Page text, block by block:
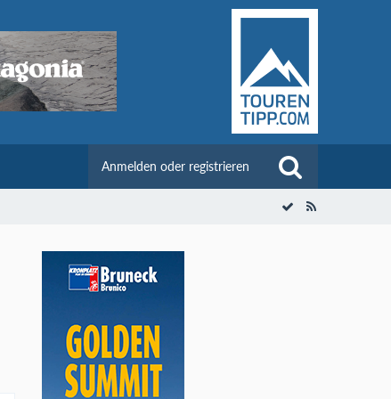
Anmelden oder registrieren